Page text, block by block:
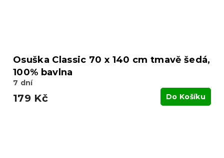
Osuška Classic 70 x 140 cm tmavě šedá,
100% bavlna
7 dní
179 Kč Do Košíku